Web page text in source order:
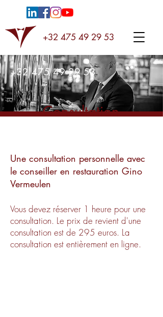
+32 475 49 29 53
+32 475 49 29 53
Consultation
Une consultation personnelle avec
le conseiller en restauration Gino
Vermeulen
Vous devez réserver 1 heure pour une
consultation. Le prix de revient d'une
consultation est de 295 euros. La
consultation est entièrement en ligne.